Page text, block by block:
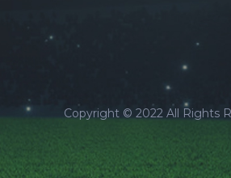
Copyright © 2022 All Rights